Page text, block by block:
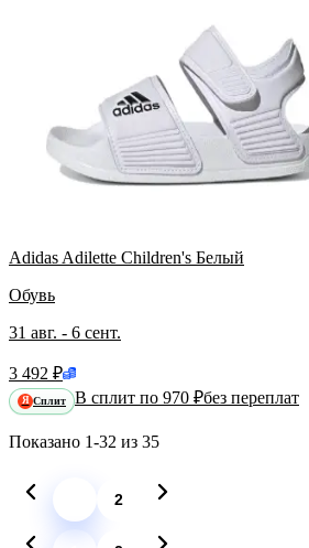
Adidas Adilette Children's Белый
Обувь
31 авг. - 6 сент.
3 492 ₽
Я Сплит В сплит по 970 ₽без переплат
Показано 1-32 из 35
2